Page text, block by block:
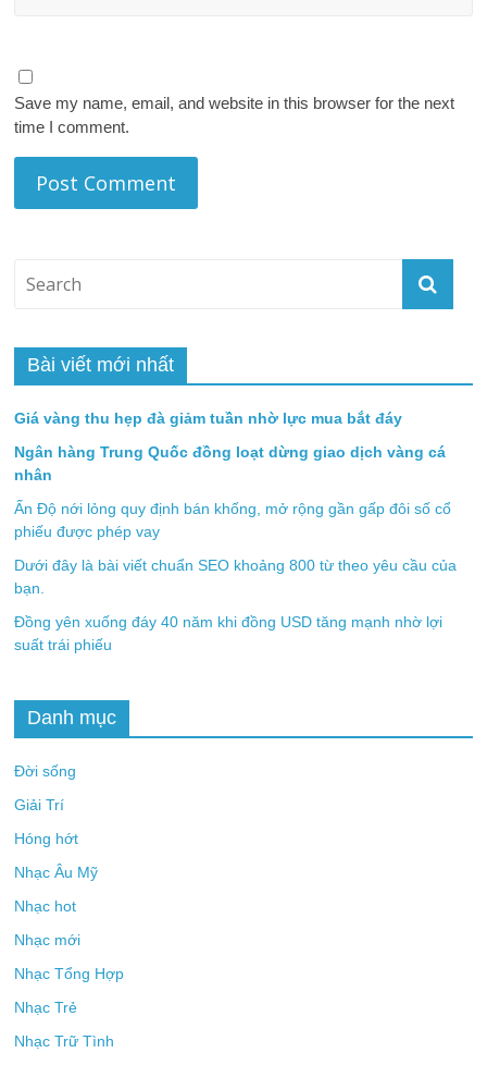
Save my name, email, and website in this browser for the next
time I comment.
Bài viết mới nhất
Giá vàng thu hẹp đà giảm tuần nhờ lực mua bắt đáy
Ngân hàng Trung Quốc đồng loạt dừng giao dịch vàng cá
nhân
Ấn Độ nới lỏng quy định bán khống, mở rộng gần gấp đôi số cổ
phiếu được phép vay
Dưới đây là bài viết chuẩn SEO khoảng 800 từ theo yêu cầu của
bạn.
Đồng yên xuống đáy 40 năm khi đồng USD tăng mạnh nhờ lợi
suất trái phiếu
Danh mục
Đời sống
Giải Trí
Hóng hớt
Nhạc Âu Mỹ
Nhạc hot
Nhạc mới
Nhạc Tổng Hợp
Nhạc Trẻ
Nhạc Trữ Tình